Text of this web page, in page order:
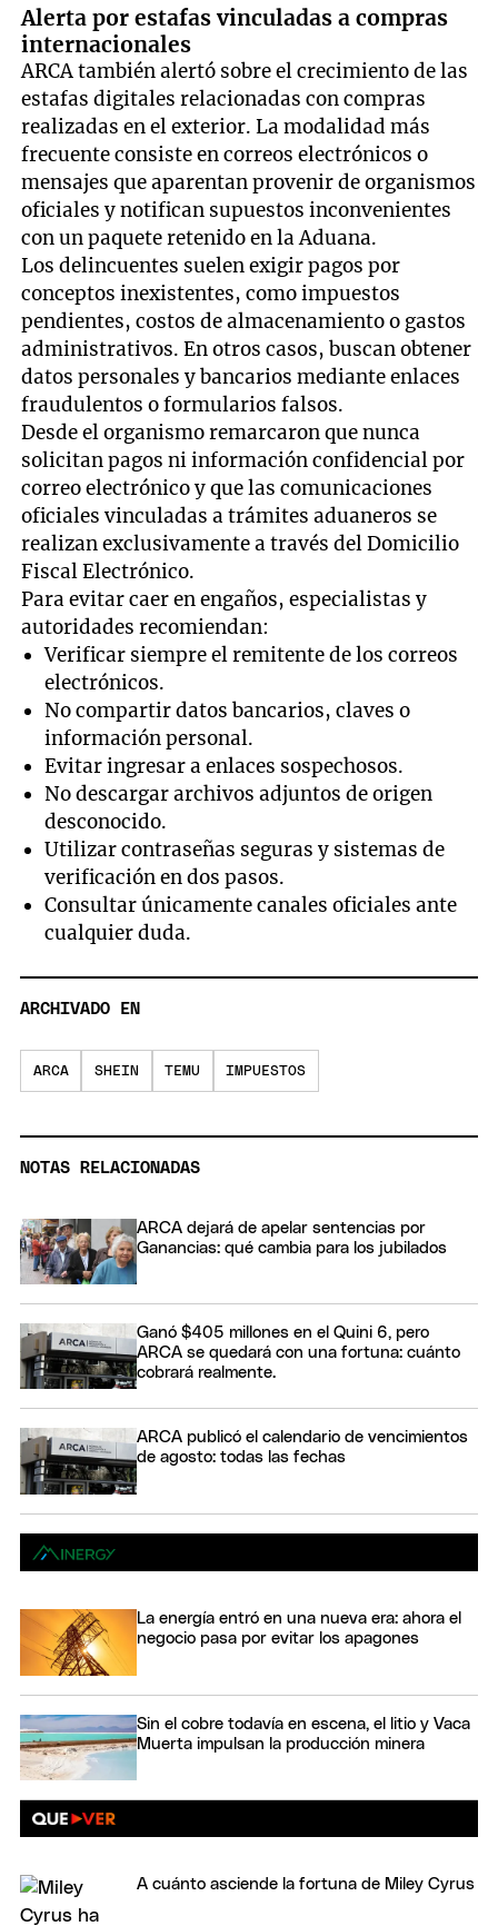
Alerta por estafas vinculadas a compras
internacionales
ARCA también alertó sobre el crecimiento de las
estafas digitales relacionadas con compras
realizadas en el exterior. La modalidad más
frecuente consiste en correos electrónicos o
mensajes que aparentan provenir de organismos
oficiales y notifican supuestos inconvenientes
con un paquete retenido en la Aduana.
Los delincuentes suelen exigir pagos por
conceptos inexistentes, como impuestos
pendientes, costos de almacenamiento o gastos
administrativos. En otros casos, buscan obtener
datos personales y bancarios mediante enlaces
fraudulentos o formularios falsos.
Desde el organismo remarcaron que nunca
solicitan pagos ni información confidencial por
correo electrónico y que las comunicaciones
oficiales vinculadas a trámites aduaneros se
realizan exclusivamente a través del Domicilio
Fiscal Electrónico.
Para evitar caer en engaños, especialistas y
autoridades recomiendan:
Verificar siempre el remitente de los correos
electrónicos.
No compartir datos bancarios, claves o
información personal.
Evitar ingresar a enlaces sospechosos.
No descargar archivos adjuntos de origen
desconocido.
Utilizar contraseñas seguras y sistemas de
verificación en dos pasos.
Consultar únicamente canales oficiales ante
cualquier duda.
ARCHIVADO EN
ARCA SHEIN TEMU IMPUESTOS
NOTAS RELACIONADAS
ARCA dejará de apelar sentencias por
Ganancias: qué cambia para los jubilados
Ganó $405 millones en el Quini 6, pero
ARCA se quedará con una fortuna: cuánto
cobrará realmente.
ARCA publicó el calendario de vencimientos
de agosto: todas las fechas
La energía entró en una nueva era: ahora el
negocio pasa por evitar los apagones
Sin el cobre todavía en escena, el litio y Vaca
Muerta impulsan la producción minera
A cuánto asciende la fortuna de Miley Cyrus